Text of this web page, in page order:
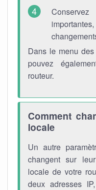
Dans le menu
pouvez
routeur.
Comment
locale
Un autre
changent sur
locale de votre
deux adresses